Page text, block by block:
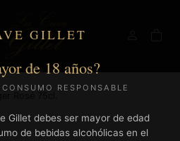
GILLET
de 18 años?
RESPONSABLE
Gillet debes ser mayor de edad
de bebidas alcohólicas en el